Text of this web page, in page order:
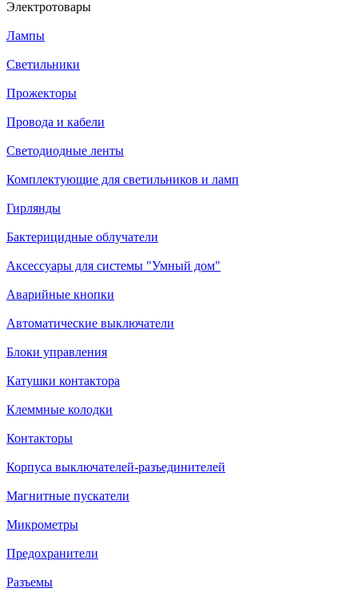
Электротовары
Лампы
Светильники
Прожекторы
Провода и кабели
Светодиодные ленты
Комплектующие для светильников и ламп
Гирлянды
Бактерицидные облучатели
Аксессуары для системы "Умный дом"
Аварийные кнопки
Автоматические выключатели
Блоки управления
Катушки контактора
Клеммные колодки
Контакторы
Корпуса выключателей-разъединителей
Магнитные пускатели
Микрометры
Предохранители
Разъемы